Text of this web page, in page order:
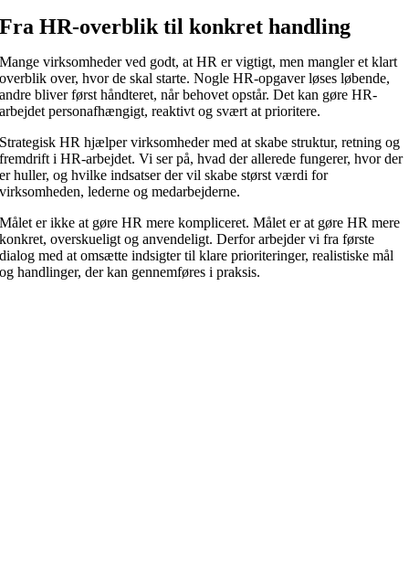
Fra HR-overblik til konkret handling
Mange virksomheder ved godt, at HR er vigtigt, men mangler et klart
overblik over, hvor de skal starte. Nogle HR-opgaver løses løbende,
andre bliver først håndteret, når behovet opstår. Det kan gøre HR-
arbejdet personafhængigt, reaktivt og svært at prioritere.
Strategisk HR hjælper virksomheder med at skabe struktur, retning og
fremdrift i HR-arbejdet. Vi ser på, hvad der allerede fungerer, hvor der
er huller, og hvilke indsatser der vil skabe størst værdi for
virksomheden, lederne og medarbejderne.
Målet er ikke at gøre HR mere kompliceret. Målet er at gøre HR mere
konkret, overskueligt og anvendeligt. Derfor arbejder vi fra første
dialog med at omsætte indsigter til klare prioriteringer, realistiske mål
og handlinger, der kan gennemføres i praksis.